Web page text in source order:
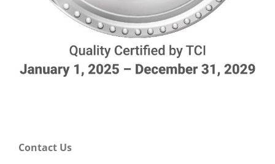
Contact Us